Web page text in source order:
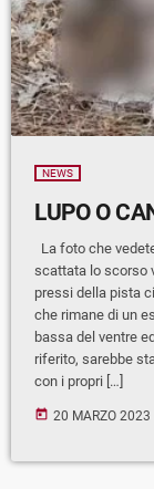
NEWS
LUPO O
La foto che
scattata lo scorso
pressi della pista
che rimane di un
bassa del ventre
riferito, sarebbe
con i propri […]
today 20 MARZO 2023